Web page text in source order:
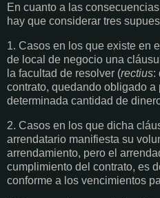
En cuanto a las
hay que considerar tres
1. Casos en los que existe en
de local de negocio una
la facultad de resolver (rectius:
contrato, quedando obligado a
determinada cantidad de
2. Casos en los que dicha
arrendatario manifiesta su
arrendamiento, pero el
cumplimiento del contrato, es
conforme a los vencimientos